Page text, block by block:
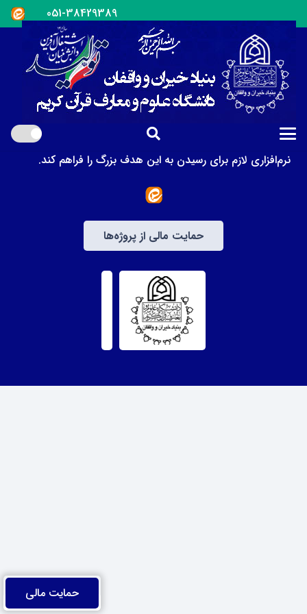
051-38429389
بنیاد خیران و واقفان دانشگاه علوم و معارف قرآن کریم در سال
1399 در راستای دستیابی به حاکمیت قرآن کریم و فرامین
مفسران حقیقی آن، یعنی اهل‌بیت علیهم‌السلام، تأسیس شد تا
زمینه‌های لازم را برای جذب و مشارکت حداکثری تمام اقشاری
که دلشان برای رفع مهجوریت از قرآن می‌تپد، فراهم کند.
بهره‌گیری از توان توانگران و بنای خیر خیران و وقف واقفان
می‌تواند زمینه‌های ایجاد و گسترش امکانات سخت‌افزاری و
نرم‌افزاری لازم برای رسیدن به این هدف بزرگ را فراهم کند.
حمایت مالی از پروژه‌ها
حمایت مالی